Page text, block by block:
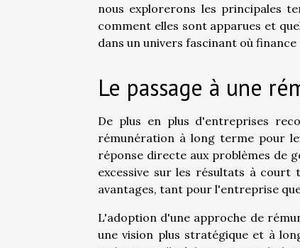
nous explorerons les principales
comment elles sont apparues et
dans un univers fascinant où
Le passage à une
De plus en plus d'entreprises
rémunération à long terme pour
réponse directe aux problèmes de
excessive sur les résultats à
avantages, tant pour l'entreprise
L'adoption d'une approche de
une vision plus stratégique et à